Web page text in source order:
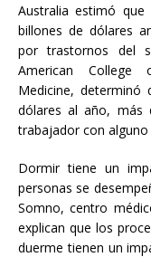
Australia estimó
billones de dólares
por trastornos del
American College
Medicine, determinó
dólares al año, más
trabajador con
Dormir tiene un
personas se
Somno, centro
explican que los
duerme tienen un